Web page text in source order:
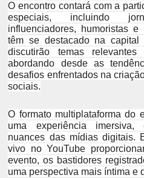
O encontro contará com a
especiais, incluindo
influenciadores, humoristas
têm se destacado na capital
discutirão temas
abordando desde as
desafios enfrentados na
sociais.
O formato multiplataforma do
uma experiência imersiva,
nuances das mídias digitais.
vivo no YouTube
evento, os bastidores
uma perspectiva mais íntima e